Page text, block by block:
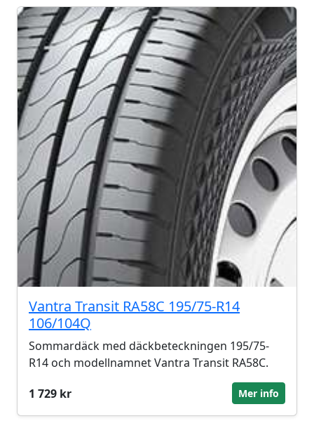
Vantra Transit RA58C 195/75-R14
106/104Q
Sommardäck med däckbeteckningen 195/75-
R14 och modellnamnet Vantra Transit RA58C.
1 729 kr
Mer info